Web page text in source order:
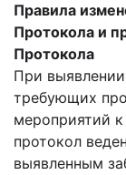
Правила
Протокола и
Протокола
При
требующих
мероприятий
протокол
выявленным